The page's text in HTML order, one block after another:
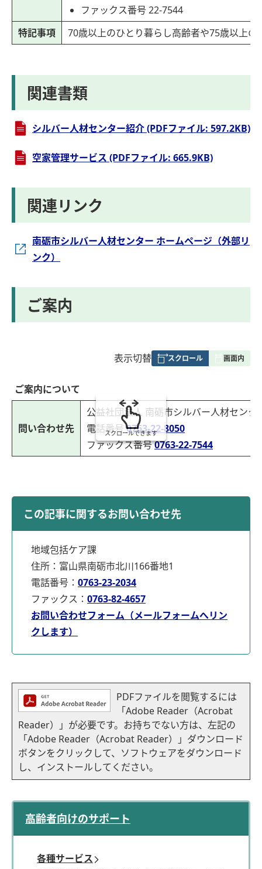
ファックス番号 22-7544
特記事項
70歳以上のひとり暮らし高齢者や75歳以上
関連書類
シルバー人材センター紹介 (PDFファイル: 597.2KB)
空家管理サービス (PDFファイル: 665.9KB)
関連リンク
南砺市シルバー人材センター ホームページ（外部リ
ンク）
ご案内
表
の
表示切替
ご案内について
問い合わせ先
公益社団法人 南砺市シルバー人材センタ
電話番号0763-22-8050
ファックス番号0763-22-7544
スクロールできます
この記事に関するお問い合わせ先
地域包括ケア課
住所：富山県南砺市北川166番地1
電話番号： 0763-23-2034
ファックス： 0763-82-4657
お問い合わせフォーム（メールフォームへリン
クします）
PDFファイルを閲覧するには
「Adobe Reader（Acrobat
Reader）」が必要です。お持ちでない方は、左記の
「Adobe Reader（Acrobat Reader）」ダウンロード
ボタンをクリックして、ソフトウェアをダウンロード
し、インストールしてください。
高齢者向けのサポート
各種サービス